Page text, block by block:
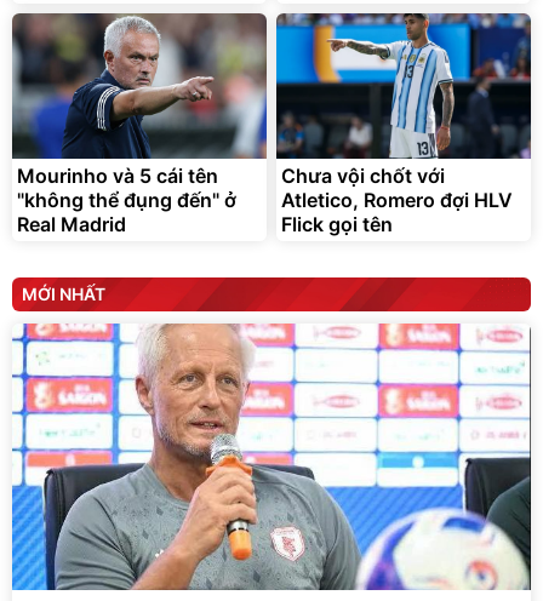
Mourinho và 5 cái tên
"không thể đụng đến" ở
Real Madrid
Chưa vội chốt với
Atletico, Romero đợi HLV
Flick gọi tên
MỚI NHẤT